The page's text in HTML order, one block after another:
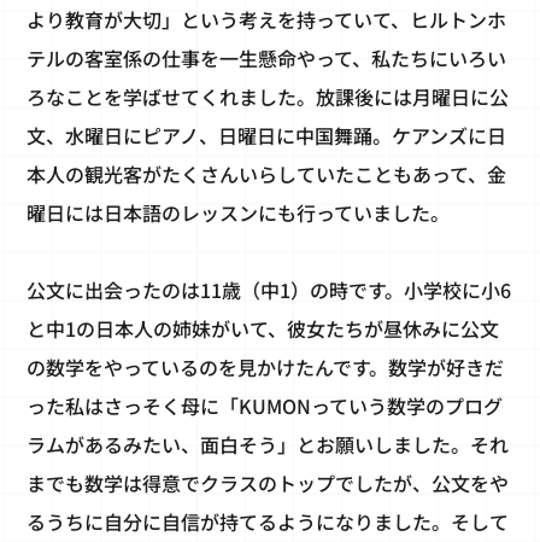
より教育が大切」という考えを持っていて、ヒルトンホ
テルの客室係の仕事を一生懸命やって、私たちにいろい
ろなことを学ばせてくれました。放課後には月曜日に公
文、水曜日にピアノ、日曜日に中国舞踊。ケアンズに日
本人の観光客がたくさんいらしていたこともあって、金
曜日には日本語のレッスンにも行っていました。
公文に出会ったのは11歳（中1）の時です。小学校に小6
と中1の日本人の姉妹がいて、彼女たちが昼休みに公文
の数学をやっているのを見かけたんです。数学が好きだ
った私はさっそく母に「KUMONっていう数学のプログ
ラムがあるみたい、面白そう」とお願いしました。それ
までも数学は得意でクラスのトップでしたが、公文をや
るうちに自分に自信が持てるようになりました。そして